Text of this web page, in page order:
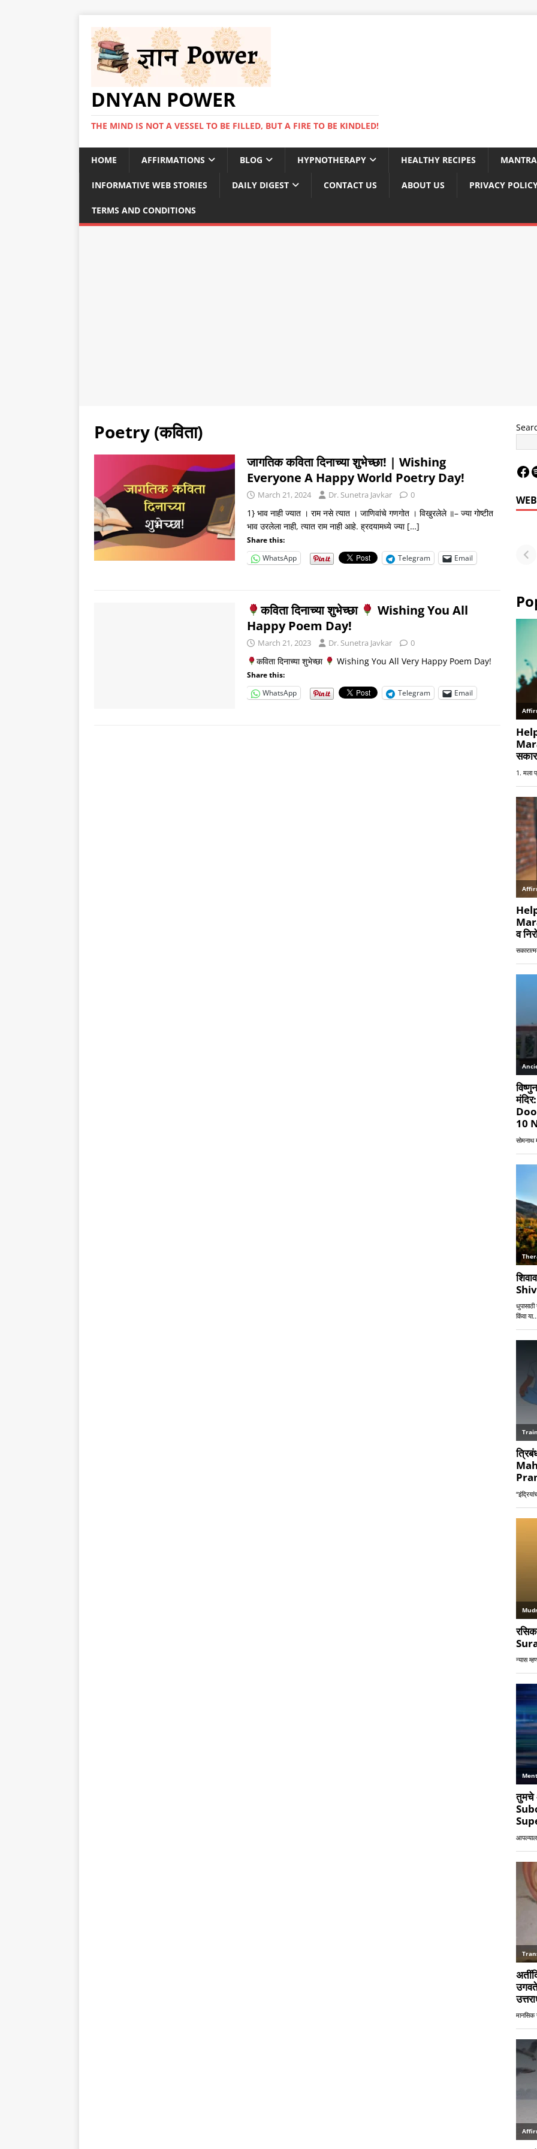
DNYAN POWER
THE MIND IS NOT A VESSEL TO BE FILLED, BUT A FIRE TO BE KINDLED!
HOME AFFIRMATIONS BLOG HYPNOTHERAPY HEALTHY RECIPES
INFORMATIVE WEB STORIES DAILY DIGEST CONTACT US ABOUT US PRIVACY
TERMS AND CONDITIONS
Poetry (कविता)
जागतिक कविता दिनाच्या शुभेच्छा! | Wishing
Everyone A Happy World Poetry Day!
March 21, 2024 Dr. Sunetra Javkar 0
1} भाव नाही ज्यात । राम नसे त्यात । जाणिवांचे गणगोत । विखुरलेले ॥– ज्या गोष्टीत
भाव उरलेला नाही, त्यात राम नाही आहे. ह्रदयामध्ये ज्या […]
Share this:
WhatsApp
Telegram Email
कविता दिनाच्या शुभेच्छा
Wishing You All
Happy Poem Day!
March 21, 2023 Dr. Sunetra Javkar 0
कविता दिनाच्या शुभेच्छा Wishing You All Very Happy Poem Day!
Share this:
WhatsApp
Telegram Email